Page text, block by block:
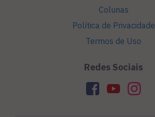
Colunas
Política de Privacidade
Termos de Uso
Redes Sociais